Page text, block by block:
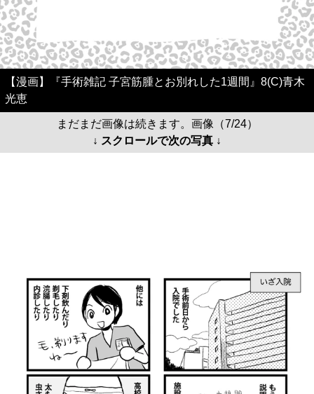
【漫画】『手術雑記 子宮筋腫とお別れした1週間』8(C)青木
光恵
まだまだ画像は続きます。画像（7/24）
↓ スクロールで次の写真 ↓